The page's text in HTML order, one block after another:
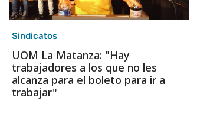
Sindicatos
UOM La Matanza: "Hay
trabajadores a los que no les
alcanza para el boleto para ir a
trabajar"